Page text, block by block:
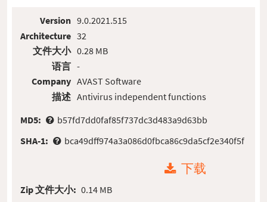
Version
Architecture
文件大小
语言
Company
描述
9.0.2021.515
32
0.28 MB
-
AVAST Software
Antivirus independent functions
MD5:
b57fd7dd0faf85f737dc3d483a9d63bb
SHA-1:
bca49dff974a3a086d0fbca86c9da5cf2e340f5f
下载
Zip 文件大小: 0.14 MB